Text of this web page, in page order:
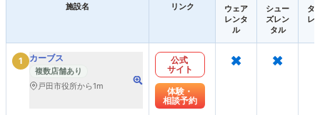
施設名 リンク
ウェア
レンタ
ル
シュー
ズレン
タル
タ
レ
1 カーブス
複数店舗あり
戸田市役所から1m
公式
サイト
体験・
相談予約
× ×